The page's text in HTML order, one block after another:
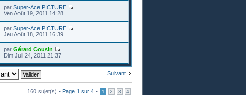
par Super-Ace PICTURE
Ven Août 19, 2011 14:28
par Super-Ace PICTURE
Jeu Août 18, 2011 16:39
par Gérard Cousin
Dim Juil 24, 2011 21:37
Suivant
160 sujet(s) • Page 1 sur 4 • 1 2 3 4